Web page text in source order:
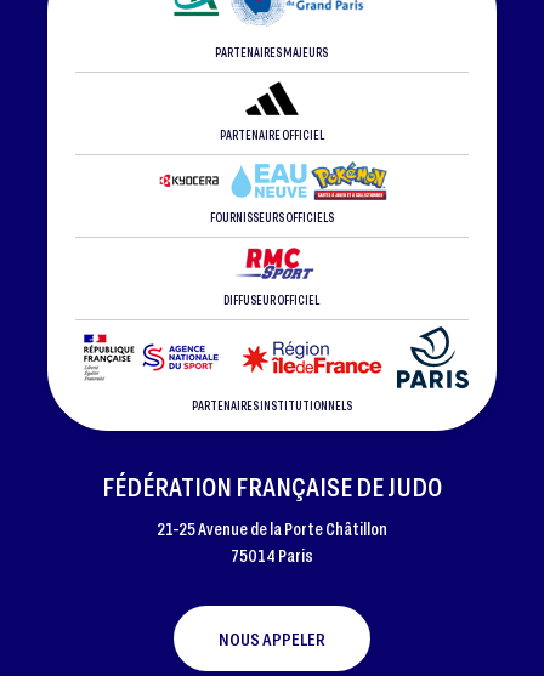
PARTENAIRES MAJEURS
PARTENAIRE OFFICIEL
FOURNISSEURS OFFICIELS
DIFFUSEUR OFFICIEL
PARTENAIRES INSTITUTIONNELS
FÉDÉRATION FRANÇAISE DE JUDO
21-25 Avenue de la Porte Châtillon
75014 Paris
NOUS APPELER